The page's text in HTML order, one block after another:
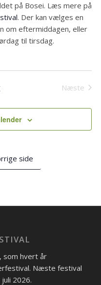
på Bosei. Læs mere på
. Der kan vælges en
om eftermiddagen, eller
til tirsdag.
Næste
side
som hvert år
Næste festival
2026.